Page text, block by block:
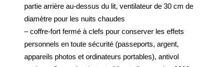
partie arrière au-dessus du lit, ventilateur de 30 cm de
diamètre pour les nuits chaudes
– coffre-fort fermé à clefs pour conserver les effets
personnels en toute sécurité (passeports, argent,
appareils photos et ordinateurs portables), antivol